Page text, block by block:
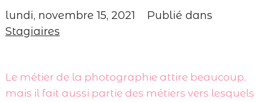
lundi, novembre 15, 2021
Publié dans
Stagiaires
Le métier de la photographie attire beaucoup,
mais il fait aussi partie des métiers vers lesquels